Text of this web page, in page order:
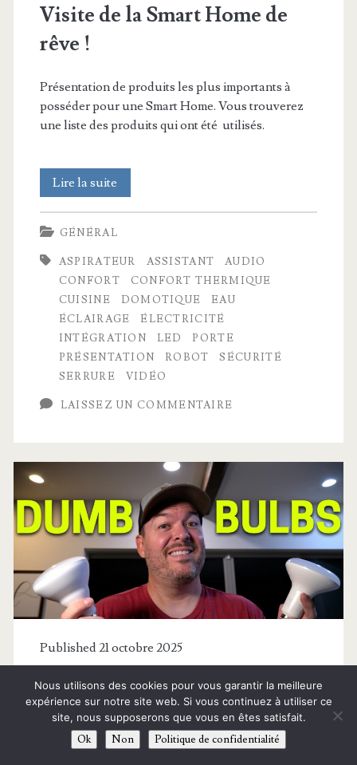
Visite de la Smart Home de
rêve !
Présentation de produits les plus importants à
posséder pour une Smart Home. Vous trouverez
une liste des produits qui ont été utilisés.
Lire la suite
de
la
Smart
Home
de
rêve
GÉNÉRAL
ASPIRATEUR ASSISTANT
AUDIO
CONFORT
CONFORT THERMIQUE
CUISINE
DOMOTIQUE
EAU
ÉCLAIRAGE
ÉLECTRICITÉ
INTÉGRATION
LED
PORTE
PRÉSENTATION
ROBOT
SÉCURITÉ
SERRURE
VIDÉO
LAISSEZ UN COMMENTAIRE
Published 21 octobre 2025
Pourquoi mes lumières sont
bien plus belles maintenant !
Nous utilisons des cookies pour vous garantir la meilleure
expérience sur notre site web. Si vous continuez à utiliser ce
site, nous supposerons que vous en êtes satisfait.
Ok Non Politique de confidentialité